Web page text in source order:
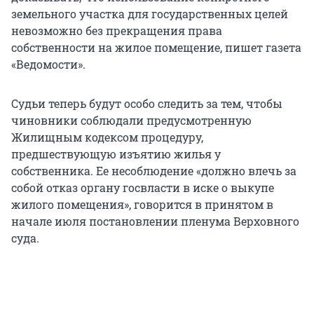
земельного участка для государственных целей
невозможно без прекращения права
собственности на жилое помещение, пишет газета
«Ведомости».
Судьи теперь будут особо следить за тем, чтобы
чиновники соблюдали предусмотренную
Жилищным кодексом процедуру,
предшествующую изъятию жилья у
собственника. Ее несоблюдение «должно влечь за
собой отказ органу госвласти в иске о выкупе
жилого помещения», говорится в принятом в
начале июля постановлении пленума Верховного
суда.